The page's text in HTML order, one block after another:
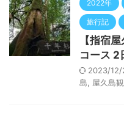
2022年
旅行記
【指宿
コース 2
2023/12/
島
屋久島